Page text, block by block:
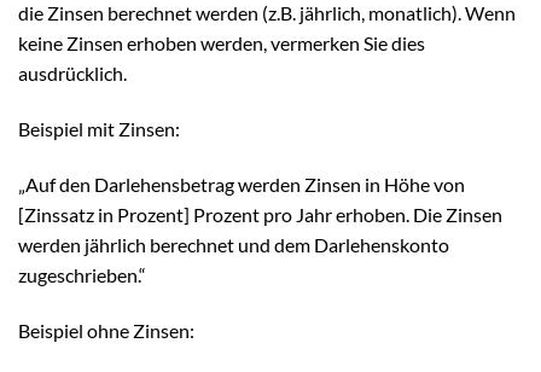
die Zinsen berechnet werden (z.B. jährlich, monatlich). Wenn
keine Zinsen erhoben werden, vermerken Sie dies
ausdrücklich.
Beispiel mit Zinsen:
„Auf den Darlehensbetrag werden Zinsen in Höhe von
[Zinssatz in Prozent] Prozent pro Jahr erhoben. Die Zinsen
werden jährlich berechnet und dem Darlehenskonto
zugeschrieben.“
Beispiel ohne Zinsen: